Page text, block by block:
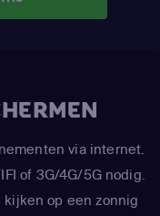
via internet.
of 3G/4G/5G nodig.
op een zonnig